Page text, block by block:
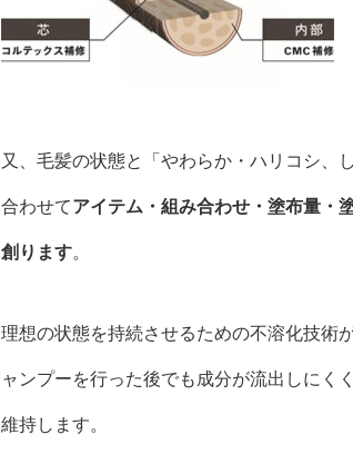
又、毛髪の状態と「やわらか・ハリコシ、
合わせてアイテム・組み合わせ・塗布量・
創ります。
理想の状態を持続させるための不溶化技術
ャンプーを行った後でも成分が流出しにく
維持します。